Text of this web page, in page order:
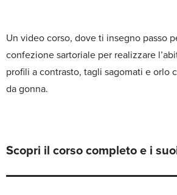
Un video corso, dove ti insegno passo
confezione sartoriale per realizzare
profili a contrasto, tagli sagomati e orlo
da gonna.
Scopri il corso completo e i